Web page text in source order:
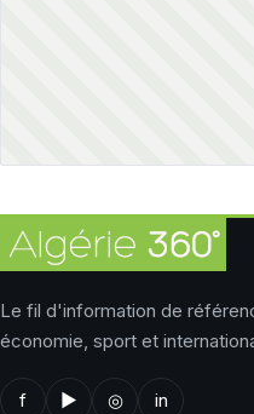
Le fil d'information de
économie, sport et
f ▶ ◎ in